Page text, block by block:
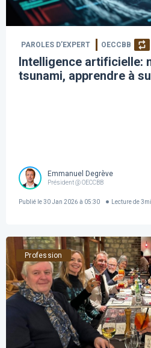
PAROLES D’EXPERT OECCBB
Intelligence artificielle:
tsunami, apprendre à
Emmanuel Degrève
Président @ OECCBB
Publié le30 Jan 2026 à 05:30 Lecture de 3
Profession